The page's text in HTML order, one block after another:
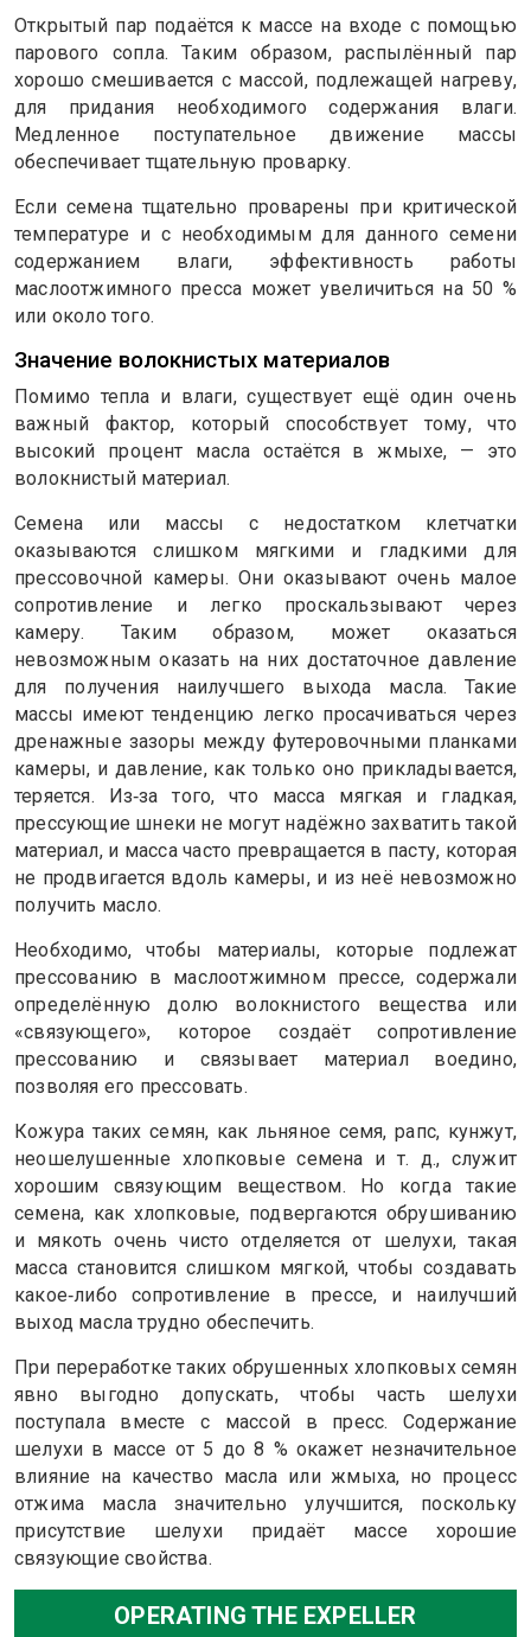
Открытый пар подаётся к массе на входе с помощью
парового сопла. Таким образом, распылённый пар
хорошо смешивается с массой, подлежащей нагреву,
для придания необходимого содержания влаги.
Медленное поступательное движение массы
обеспечивает тщательную проварку.
Если семена тщательно проварены при критической
температуре и с необходимым для данного семени
содержанием влаги, эффективность работы
маслоотжимного пресса может увеличиться на 50 %
или около того.
Значение волокнистых материалов
Помимо тепла и влаги, существует ещё один очень
важный фактор, который способствует тому, что
высокий процент масла остаётся в жмыхе, — это
волокнистый материал.
Семена или массы с недостатком клетчатки
оказываются слишком мягкими и гладкими для
прессовочной камеры. Они оказывают очень малое
сопротивление и легко проскальзывают через
камеру. Таким образом, может оказаться
невозможным оказать на них достаточное давление
для получения наилучшего выхода масла. Такие
массы имеют тенденцию легко просачиваться через
дренажные зазоры между футеровочными планками
камеры, и давление, как только оно прикладывается,
теряется. Из‑за того, что масса мягкая и гладкая,
прессующие шнеки не могут надёжно захватить такой
материал, и масса часто превращается в пасту, которая
не продвигается вдоль камеры, и из неё невозможно
получить масло.
Необходимо, чтобы материалы, которые подлежат
прессованию в маслоотжимном прессе, содержали
определённую долю волокнистого вещества или
«связующего», которое создаёт сопротивление
прессованию и связывает материал воедино,
позволяя его прессовать.
Кожура таких семян, как льняное семя, рапс, кунжут,
неошелушенные хлопковые семена и т. д., служит
хорошим связующим веществом. Но когда такие
семена, как хлопковые, подвергаются обрушиванию
и мякоть очень чисто отделяется от шелухи, такая
масса становится слишком мягкой, чтобы создавать
какое‑либо сопротивление в прессе, и наилучший
выход масла трудно обеспечить.
При переработке таких обрушенных хлопковых семян
явно выгодно допускать, чтобы часть шелухи
поступала вместе с массой в пресс. Содержание
шелухи в массе от 5 до 8 % окажет незначительное
влияние на качество масла или жмыха, но процесс
отжима масла значительно улучшится, поскольку
присутствие шелухи придаёт массе хорошие
связующие свойства.
OPERATING THE EXPELLER